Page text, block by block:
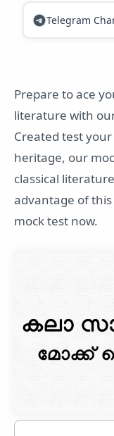
Telegram
Prepare to ace
literature with
Created test
heritage, our
classical
advantage of
mock test now.